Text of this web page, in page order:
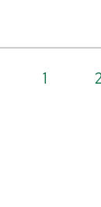
1